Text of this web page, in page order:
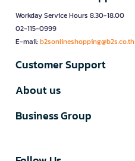
Workday Service Hours 8.30-18.00
02-115-0999
E-mail:b2sonlineshopping@b2s.co.th
Customer Support
About us
Business Group